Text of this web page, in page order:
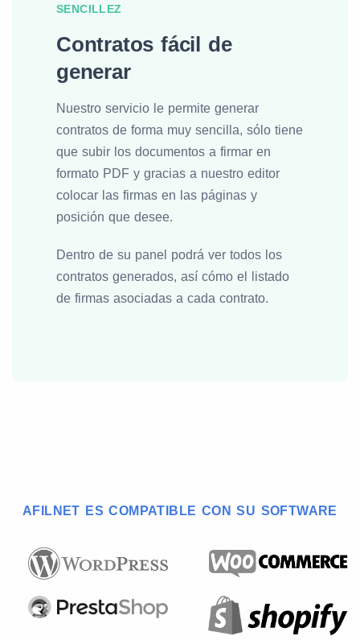
SENCILLEZ
Contratos fácil de
generar
Nuestro servicio le permite generar
contratos de forma muy sencilla, sólo tiene
que subir los documentos a firmar en
formato PDF y gracias a nuestro editor
colocar las firmas en las páginas y
posición que desee.
Dentro de su panel podrá ver todos los
contratos generados, así cómo el listado
de firmas asociadas a cada contrato.
AFILNET ES COMPATIBLE CON SU SOFTWARE